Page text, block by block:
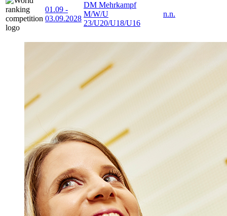
01.09 -
03.09.2028
DM Mehrkampf
M/W/U
23/U20/U18/U16
n.n.